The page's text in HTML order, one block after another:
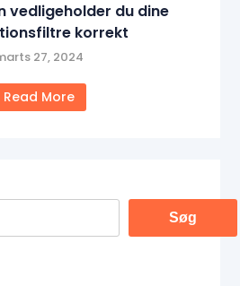
vedligeholder du dine
korrekt
27, 2024
Read More
Søg